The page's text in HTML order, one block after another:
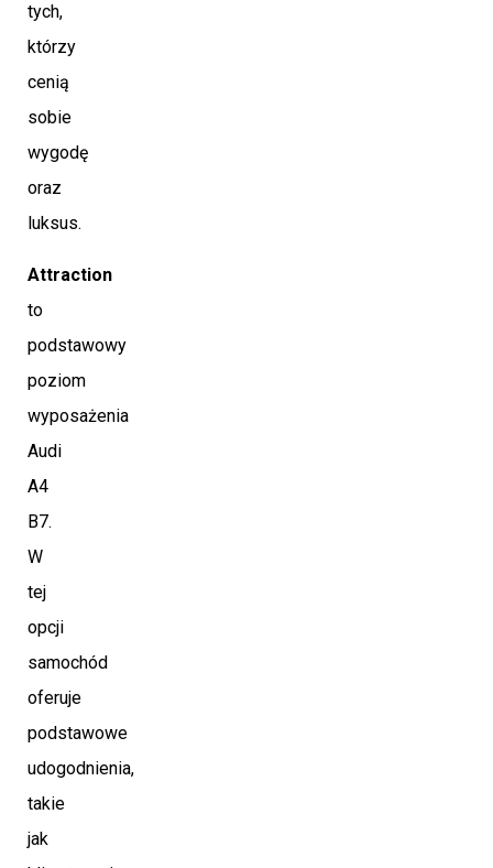
tych,
którzy
cenią
sobie
wygodę
oraz
luksus.
Attraction
to
podstawowy
poziom
wyposażenia
Audi
A4
B7.
W
tej
opcji
samochód
oferuje
podstawowe
udogodnienia,
takie
jak